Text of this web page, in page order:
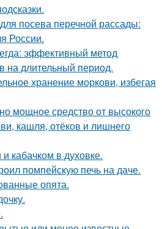
посева перечной рассады:
России.
эффективный метод
на длительный период.
хранение моркови, избегая
мощное средство от высокого
кашля, отёков и лишнего
кабачком в духовке.
помпейскую печь на даче.
опята.